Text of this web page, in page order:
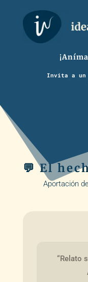
Invita a
💬 El
Aportación
“Relato